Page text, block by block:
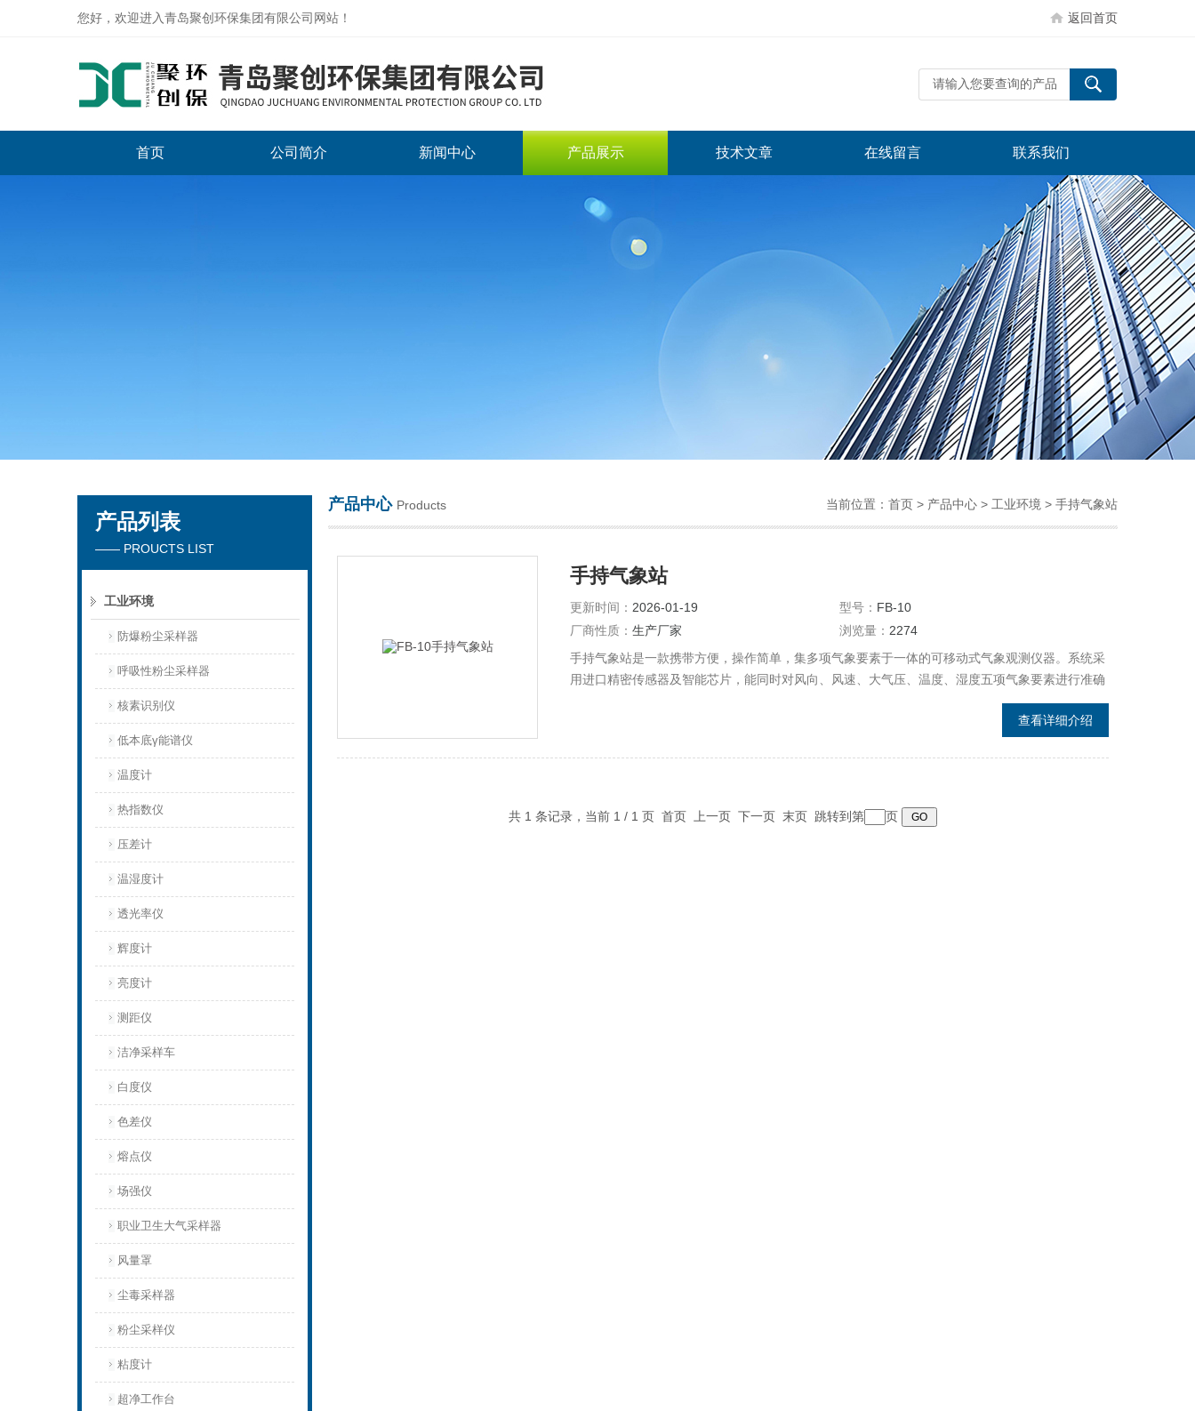
您好，欢迎进入青岛聚创环保集团有限公司网站！ 返回首页
首页 公司简介 新闻中心 产品展示 技术文章 在线留言 联系我们
产品列表
—— PROUCTS LIST
工业环境
防爆粉尘采样器
呼吸性粉尘采样器
核素识别仪
低本底γ能谱仪
温度计
热指数仪
压差计
温湿度计
透光率仪
辉度计
亮度计
测距仪
洁净采样车
白度仪
色差仪
熔点仪
场强仪
职业卫生大气采样器
风量罩
尘毒采样器
粉尘采样仪
粘度计
超净工作台
产品中心 Products 当前位置： 首页 > 产品中心 > 工业环境 > 手持气象站
手持气象站
更新时间： 2026-01-19 型号： FB-10
厂商性质： 生产厂家 浏览量： 2274
手持气象站是一款携带方便，操作简单，集多项气象要素于一体的可移动式气象观测仪器。系统采
用进口精密传感器及智能芯片，能同时对风向、风速、大气压、温度、湿度五项气象要素进行准确
测量。内置大容量FLASH存储芯片可存储至少一年的气象数据；通用USB通讯接口，使用配套的
查看详细介绍
共 1 条记录，当前 1 / 1 页 首页 上一页 下一页 末页 跳转到第 页